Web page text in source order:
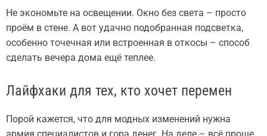
Не экономьте на освещении. Окно без света – просто
проём в стене. А вот удачно подобранная подсветка,
особенно точечная или встроенная в откосы – способ
сделать вечера дома ещё теплее.
Лайфхаки для тех, кто хочет перемен
Порой кажется, что для модных изменений нужна